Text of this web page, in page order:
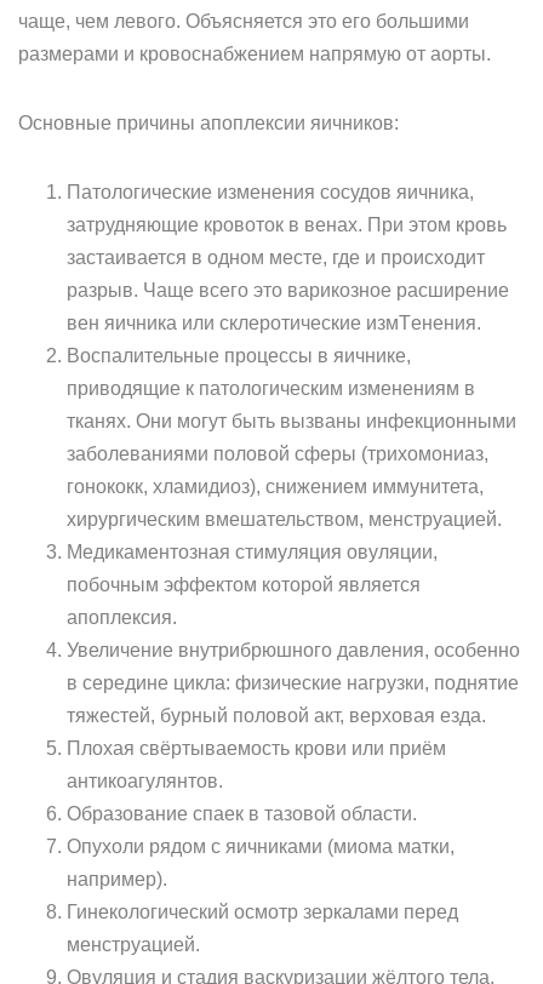
чаще, чем левого. Объясняется это его большими
размерами и кровоснабжением напрямую от аорты.
Основные причины апоплексии яичников:
Патологические изменения сосудов яичника,
затрудняющие кровоток в венах. При этом кровь
застаивается в одном месте, где и происходит
разрыв. Чаще всего это варикозное расширение
вен яичника или склеротические измTенения.
Воспалительные процессы в яичнике,
приводящие к патологическим изменениям в
тканях. Они могут быть вызваны инфекционными
заболеваниями половой сферы (трихомониаз,
гонококк, хламидиоз), снижением иммунитета,
хирургическим вмешательством, менструацией.
Медикаментозная стимуляция овуляции,
побочным эффектом которой является
апоплексия.
Увеличение внутрибрюшного давления, особенно
в середине цикла: физические нагрузки, поднятие
тяжестей, бурный половой акт, верховая езда.
Плохая свёртываемость крови или приём
антикоагулянтов.
Образование спаек в тазовой области.
Опухоли рядом с яичниками (миома матки,
например).
Гинекологический осмотр зеркалами перед
менструацией.
Овуляция и стадия васкуризации жёлтого тела.